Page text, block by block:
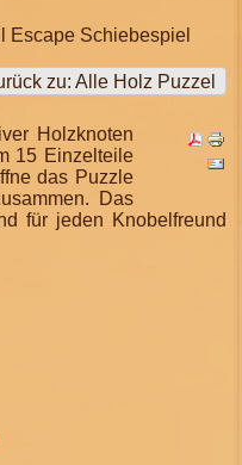
Escape Schiebespiel
zu: Alle Holz Puzzel
Holzknoten
15 Einzelteile
das Puzzle
Das
für jeden Knobelfreund